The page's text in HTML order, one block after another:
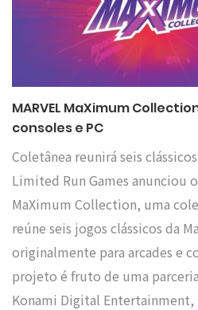
MARVEL MaXimum
consoles e PC
Coletânea reunirá seis
Limited Run Games anunciou
MaXimum Collection, uma
reúne seis jogos clássicos da
originalmente para arcades e
projeto é fruto de uma
Konami Digital